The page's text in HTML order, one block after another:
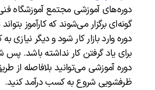
دوره‌های آموزشی مجتمعآموزشگاه
گونه‌ای برگزار می‌شوند که کارآموز
دوره وارد بازار کار شود و دیگر نیازی
برای یاد گرفتن کار نداشته باشد. پس
دوره آموزشی می‌توانید بلافاصله از
ظرفشویی شروع به کسب درآمد کنید.